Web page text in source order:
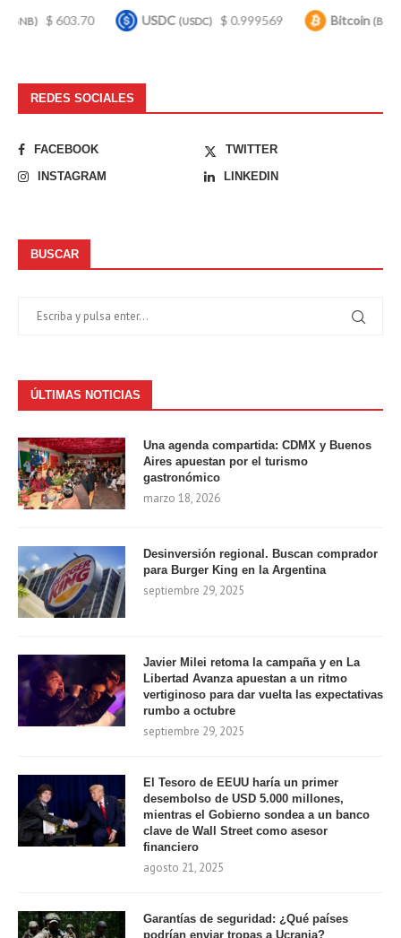
USDC(USDC) $ 0.999569 Bitcoin(BTC) $
REDES SOCIALES
FACEBOOK
TWITTER
INSTAGRAM
LINKEDIN
BUSCAR
ÚLTIMAS NOTICIAS
Una agenda compartida: CDMX y Buenos
Aires apuestan por el turismo
gastronómico
marzo 18, 2026
Desinversión regional. Buscan comprador
para Burger King en la Argentina
septiembre 29, 2025
Javier Milei retoma la campaña y en La
Libertad Avanza apuestan a un ritmo
vertiginoso para dar vuelta las expectativas
rumbo a octubre
septiembre 29, 2025
El Tesoro de EEUU haría un primer
desembolso de USD 5.000 millones,
mientras el Gobierno sondea a un banco
clave de Wall Street como asesor
financiero
agosto 21, 2025
Garantías de seguridad: ¿Qué países
podrían enviar tropas a Ucrania?